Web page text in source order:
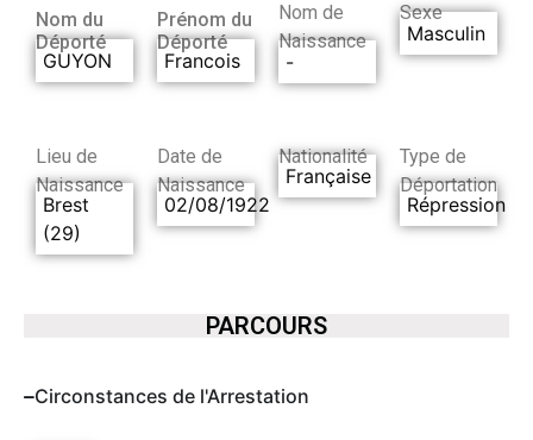
Nom du
Déporté
GUYON
Prénom du
Déporté
Francois
Nom de
Naissance
-
Sexe
Masculin
Lieu de
Naissance
Brest
(29)
Date de
Naissance
02/08/1922
Nationalité
Française
Type de
Déportation
Répression
PARCOURS
Circonstances de l'Arrestation